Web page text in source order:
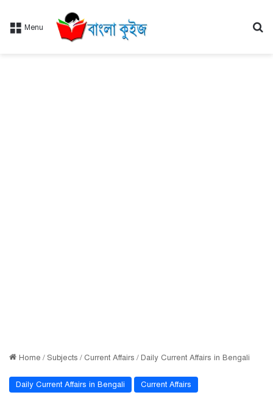
Menu
Home / Subjects / Current Affairs /Daily Current Affairs in Bengali
Daily Current Affairs in Bengali Current Affairs